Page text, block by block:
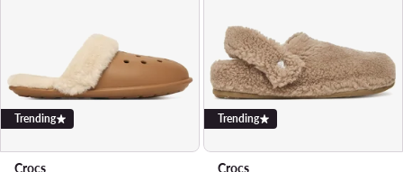
Trending
Crocs
Trending
Crocs